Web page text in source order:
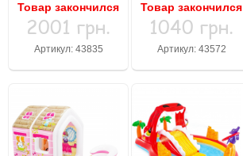
Товар закончился
2001 грн.
Артикул: 43835
Товар закончился
1040 грн.
Артикул: 43572